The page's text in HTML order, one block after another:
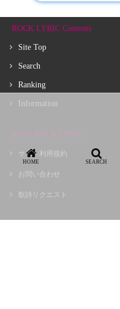
ROCK LYRIC Contents
Site Top
Search
Ranking
Information
About ROCK LYRIC
サイト利用規約
お問い合わせ
歌詩リクエスト
HOME SEARCH